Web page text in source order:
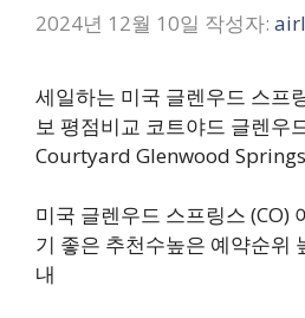
2024년 12월 10일 작성자:
세일하는 미국 글렌우드 스프
보 평점비교 코트야드 글렌우
Courtyard Glenwood Springs
미국 글렌우드 스프링스 (CO)
기 좋은 추천수높은 예약순위
내